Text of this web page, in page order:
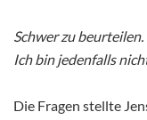
Schwer zu
Ich bin jedenfalls
Die Fragen stellte